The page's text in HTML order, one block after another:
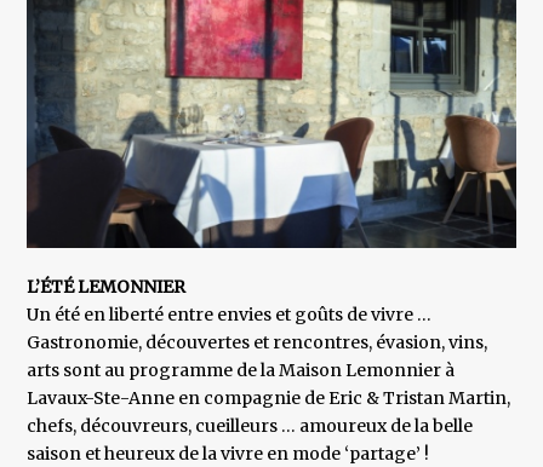
L’ÉTÉ LEMONNIER
Un été en liberté entre envies et goûts de vivre …
Gastronomie, découvertes et rencontres, évasion, vins,
arts sont au programme de la Maison Lemonnier à
Lavaux-Ste-Anne en compagnie de Eric & Tristan Martin,
chefs, découvreurs, cueilleurs … amoureux de la belle
saison et heureux de la vivre en mode ‘partage’ !